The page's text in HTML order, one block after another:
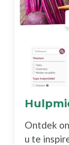
Ontdek
u te